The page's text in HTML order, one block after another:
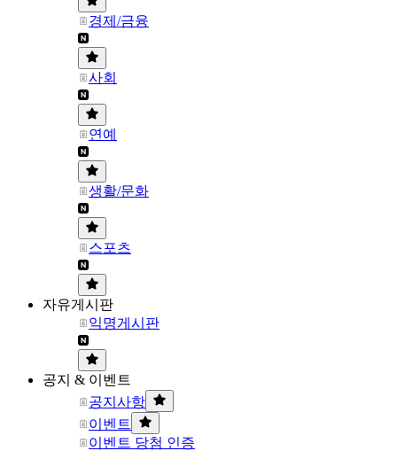
경제/금융
사회
연예
생활/문화
스포츠
자유게시판
익명게시판
공지 & 이벤트
공지사항
이벤트
이벤트 당첨 인증